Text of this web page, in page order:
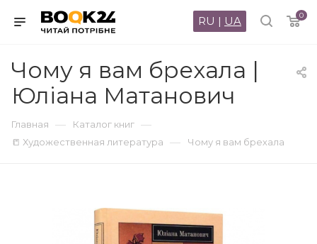
0
RU | UA
Чому я вам брехала |
Юліана Матанович
Главная — Каталог книг —
📒 Художественная литература — Чому я вам брехала